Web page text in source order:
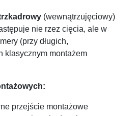
(wewnątrzujęciowy)
nie rzez cięcia, ale w
(przy długich,
klasycznym montażem
przejście montażowe